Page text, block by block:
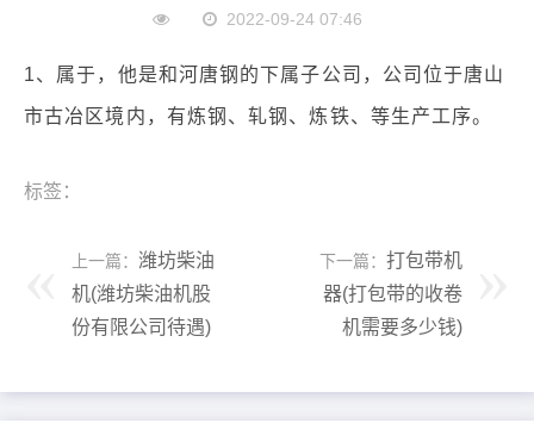
2022-09-24 07:46
1、属于，他是和河唐钢的下属子公司，公司位于唐山
市古冶区境内，有炼钢、轧钢、炼铁、等生产工序。
标签：
上一篇： 潍坊柴油
机(潍坊柴油机股
份有限公司待遇)
下一篇： 打包带机
器(打包带的收卷
机需要多少钱)